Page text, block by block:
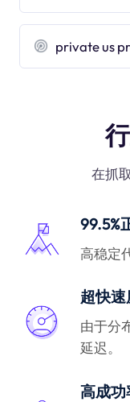
private us
在抓
99.5%
高稳定
超快速
由于分
延迟。
高成功